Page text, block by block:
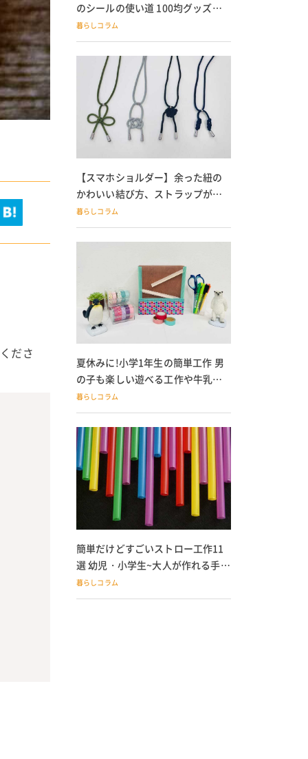
ださ
のシールの使い道 100均グッズで
の飾り方も
暮らしコラム
【スマホショルダー】余った紐の
かわいい結び方、ストラップが落
ちる人必見
暮らしコラム
夏休みに!小学1年生の簡単工作 男
の子も楽しい遊べる工作や牛乳パ
ック貯金箱も
暮らしコラム
簡単だけどすごいストロー工作11
選 幼児・小学生~大人が作れる手作
りおもちゃ
暮らしコラム